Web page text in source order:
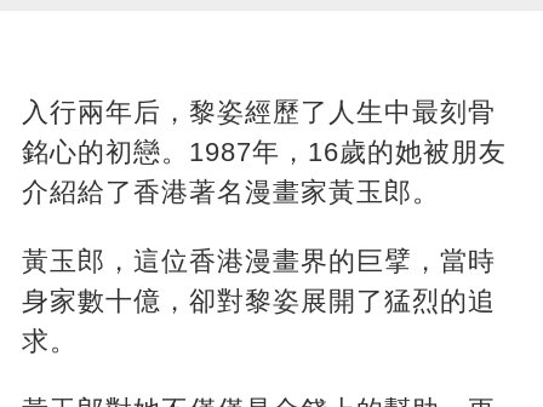
入行兩年后，黎姿經歷了人生中最刻骨
銘心的初戀。1987年，16歲的她被朋友
介紹給了香港著名漫畫家黃玉郎。
黃玉郎，這位香港漫畫界的巨擘，當時
身家數十億，卻對黎姿展開了猛烈的追
求。